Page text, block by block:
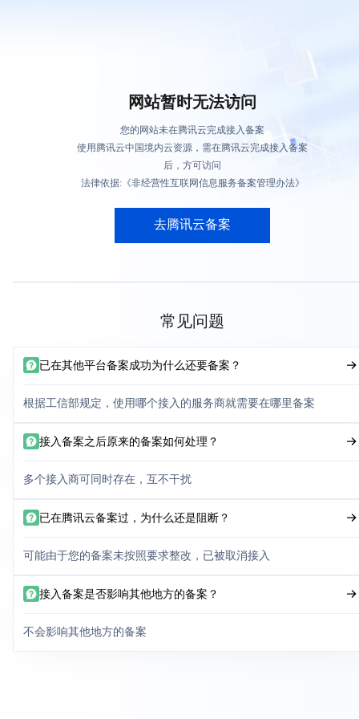
网站暂时无法访问
您的网站未在腾讯云完成接入备案
使用腾讯云中国境内云资源，需在腾讯云完成接入备案
后，方可访问
法律依据:《非经营性互联网信息服务备案管理办法》
去腾讯云备案
常见问题
已在其他平台备案成功为什么还要备案？
根据工信部规定，使用哪个接入的服务商就需要在哪里备案
接入备案之后原来的备案如何处理？
多个接入商可同时存在，互不干扰
已在腾讯云备案过，为什么还是阻断？
可能由于您的备案未按照要求整改，已被取消接入
接入备案是否影响其他地方的备案？
不会影响其他地方的备案